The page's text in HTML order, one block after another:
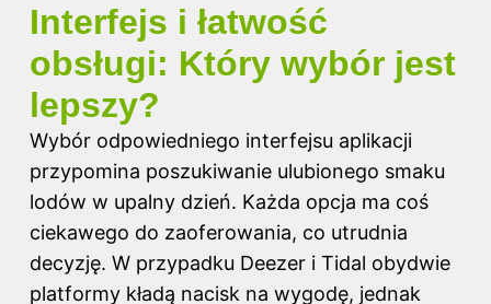
Interfejs i łatwość
obsługi: Który wybór jest
lepszy?
Wybór odpowiedniego interfejsu aplikacji
przypomina poszukiwanie ulubionego smaku
lodów w upalny dzień. Każda opcja ma coś
ciekawego do zaoferowania, co utrudnia
decyzję. W przypadku Deezer i Tidal obydwie
platformy kładą nacisk na wygodę, jednak